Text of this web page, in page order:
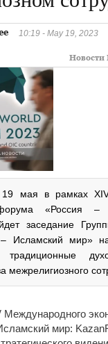
10:19 - May 19, 2023
Новости
мая в рамках
форума «Россия
заседание
– Исламский мир»
межрелигиозного
мир: